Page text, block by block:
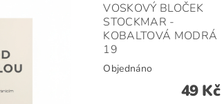
VOSKOVÝ BLOČEK
STOCKMAR -
KOBALTOVÁ MODRÁ
19
Objednáno
49 Kč